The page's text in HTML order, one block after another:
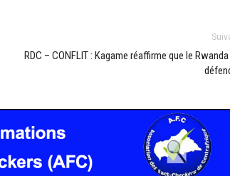
RDC – CONFLIT : Kagame réaffirme que le